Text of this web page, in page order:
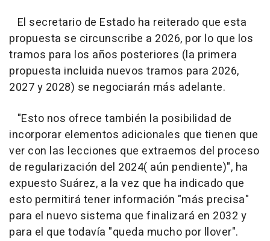
El secretario de Estado ha reiterado que esta
propuesta se circunscribe a 2026, por lo que los
tramos para los años posteriores (la primera
propuesta incluida nuevos tramos para 2026,
2027 y 2028) se negociarán más adelante.
"Esto nos ofrece también la posibilidad de
incorporar elementos adicionales que tienen que
ver con las lecciones que extraemos del proceso
de regularización del 2024( aún pendiente)", ha
expuesto Suárez, a la vez que ha indicado que
esto permitirá tener información "más precisa"
para el nuevo sistema que finalizará en 2032 y
para el que todavía "queda mucho por llover".